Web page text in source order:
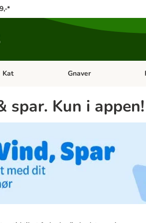
*
kategori menu: Hund
Kat Åben kategori menu: Kat
Gnaver
spar. Kun i appen!